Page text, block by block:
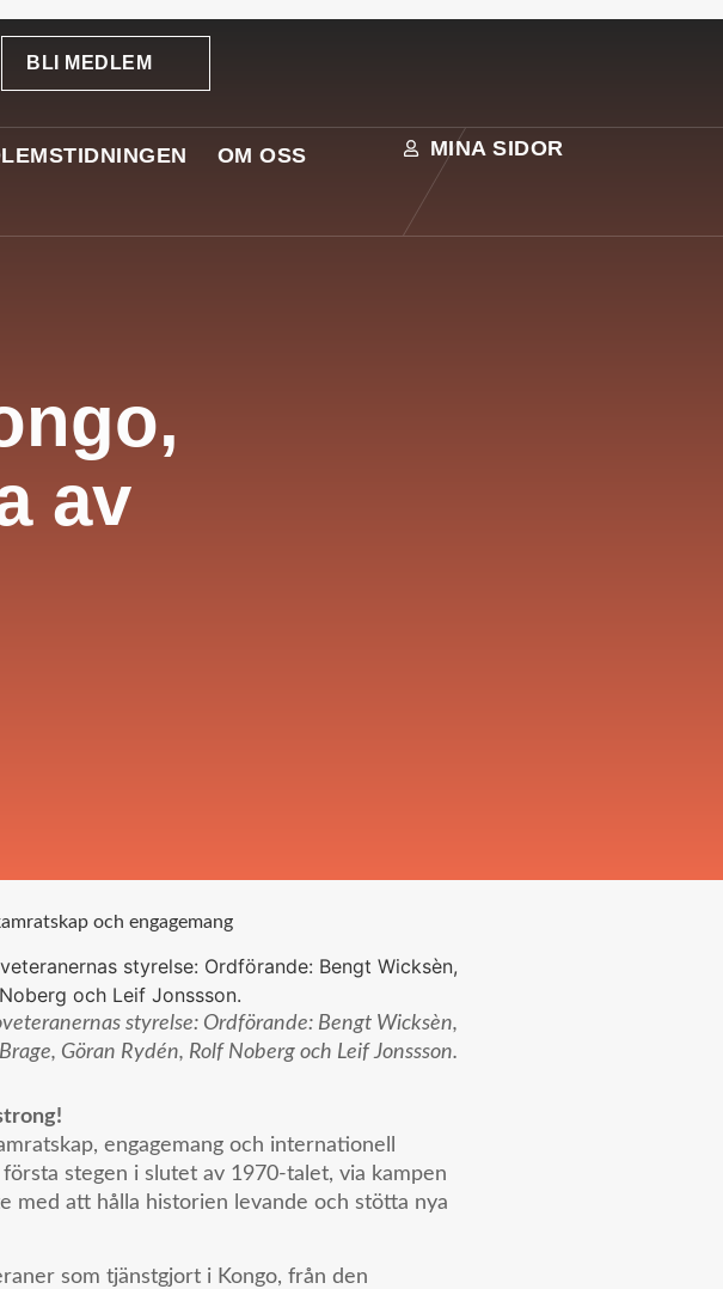
BLI MEDLEM
OM OSS
MINA SIDOR
av
och engagemang
styrelse: Ordförande: Bengt Wicksèn,
Göran Rydén, Rolf Noberg och Leif Jonssson.
engagemang och internationell
stegen i slutet av 1970-talet, via kampen
med att hålla historien levande och stötta nya
som tjänstgjort i Kongo, från den